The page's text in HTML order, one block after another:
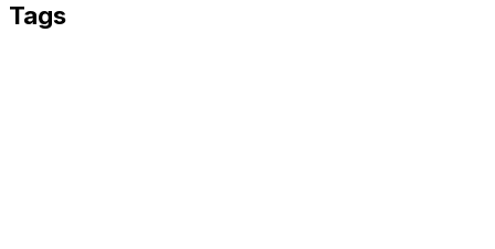
Tags